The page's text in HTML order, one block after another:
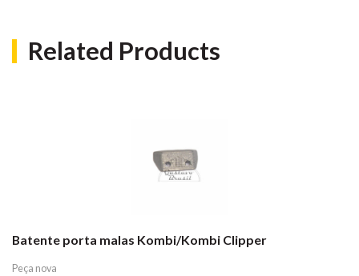
Related Products
Batente porta malas Kombi/Kombi Clipper
Peça nova